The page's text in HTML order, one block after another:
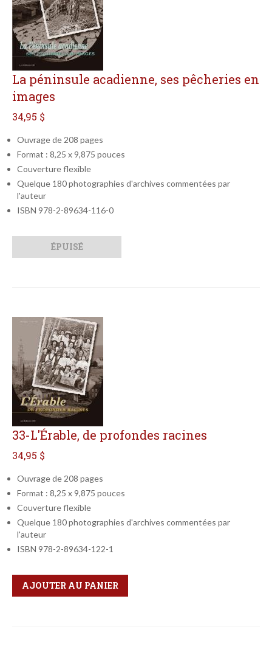
La péninsule acadienne, ses pêcheries en
images
34,95 $
Ouvrage de 208 pages
Format : 8,25 x 9,875 pouces
Couverture flexible
Quelque 180 photographies d'archives commentées par
l'auteur
ISBN 978-2-89634-116-0
ÉPUISÉ
33-L'Érable, de profondes racines
34,95 $
Ouvrage de 208 pages
Format : 8,25 x 9,875 pouces
Couverture flexible
Quelque 180 photographies d'archives commentées par
l'auteur
ISBN 978-2-89634-122-1
Qté
Format
AJOUTER AU PANIER